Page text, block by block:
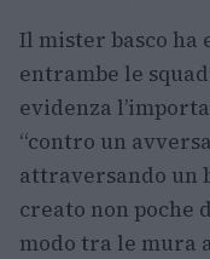
Il mister basco ha
entrambe le
evidenza
“contro un
attraversando un
creato non poche
modo tra le mura